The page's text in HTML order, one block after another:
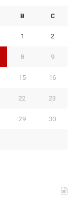
B C
1 2
8 9
15 16
22 23
29 30